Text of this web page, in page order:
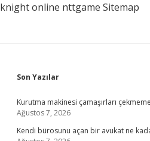
knight online nttgame Sitemap
Sidebar
Son Yazılar
Kurutma makinesi çamaşırları
Ağustos 7, 2026
Kendi bürosunu açan bir avukat ne